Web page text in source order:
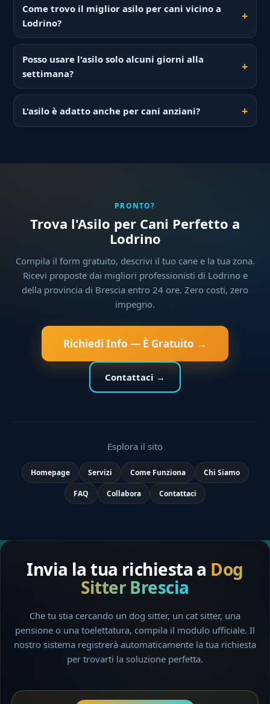
Come trovo il miglior asilo per cani vicino a
Lodrino?
Posso usare l'asilo solo alcuni giorni alla
settimana?
L'asilo è adatto anche per cani anziani?
PRONTO?
Trova l'Asilo per Cani Perfetto a
Lodrino
Compila il form gratuito, descrivi il tuo cane e la tua zona.
Ricevi proposte dai migliori professionisti di Lodrino e
della provincia di Brescia entro 24 ore. Zero costi, zero
impegno.
Richiedi Info — È Gratuito →
Contattaci →
Esplora il sito
Homepage Servizi Come Funziona Chi Siamo
FAQ Collabora Contattaci
Invia la tua richiesta a Dog
Sitter Brescia
Che tu stia cercando un dog sitter, un cat sitter, una
pensione o una toelettatura, compila il modulo ufficiale. Il
nostro sistema registrerà automaticamente la tua richiesta
per trovarti la soluzione perfetta.